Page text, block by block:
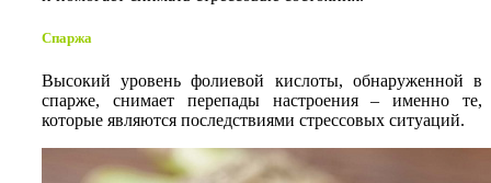
Спаржа
Высокий уровень фолиевой кислоты, обнаруженной в
спарже, снимает перепады настроения – именно те,
которые являются последствиями стрессовых ситуаций.